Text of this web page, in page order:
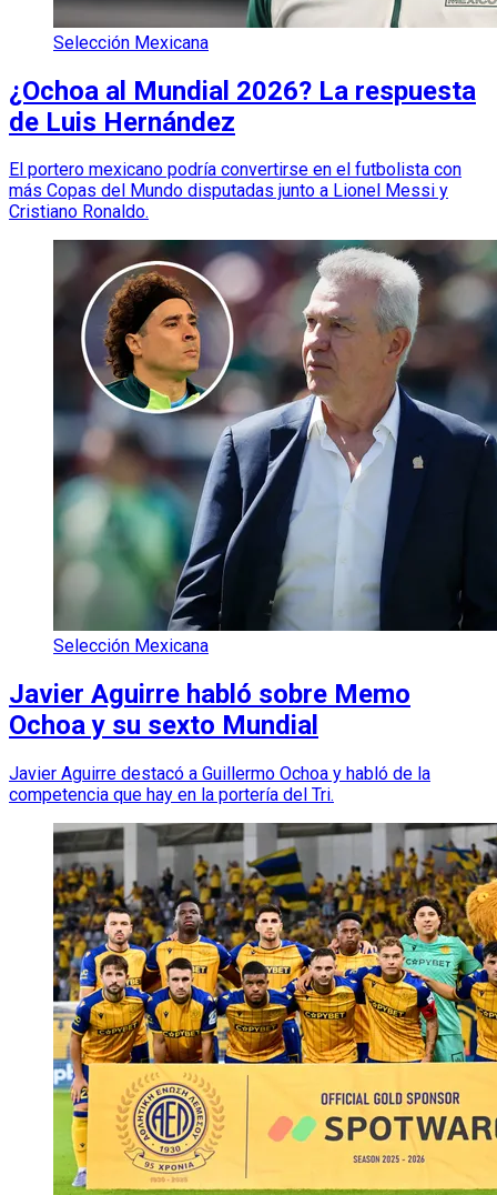
Selección Mexicana
¿Ochoa al Mundial 2026? La respuesta
de Luis Hernández
El portero mexicano podría convertirse en el futbolista con
más Copas del Mundo disputadas junto a Lionel Messi y
Cristiano Ronaldo.
Selección Mexicana
Javier Aguirre habló sobre Memo
Ochoa y su sexto Mundial
Javier Aguirre destacó a Guillermo Ochoa y habló de la
competencia que hay en la portería del Tri.